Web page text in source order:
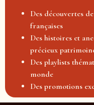
Des découvertes
françaises
Des histoires et
précieux
Des playlists
monde
Des promotions